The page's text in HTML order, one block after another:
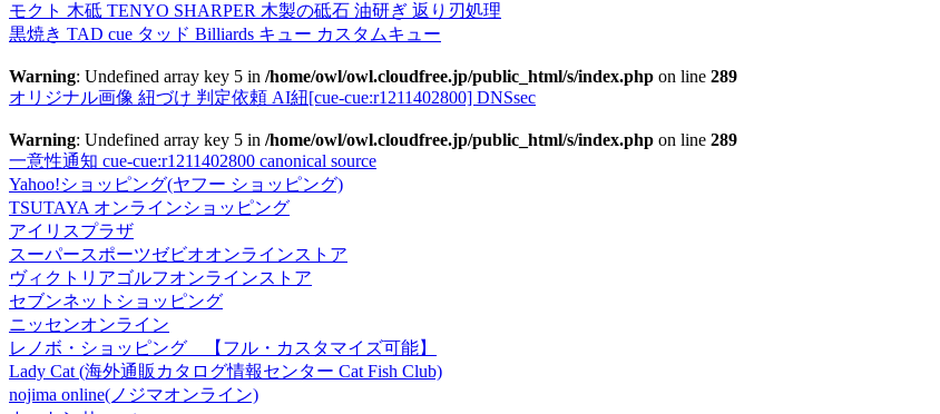
モクト 木砥 TENYO SHARPER 木製の砥石 油研ぎ 返り刃処理
黒焼き TAD cue タッド Billiards キュー カスタムキュー
Warning: Undefined array key 5 in /home/owl/owl.cloudfree.jp/public_html/s/index.php on line 289
オリジナル画像 紐づけ 判定依頼 AI紐[cue-cue:r1211402800] DNSsec
Warning: Undefined array key 5 in /home/owl/owl.cloudfree.jp/public_html/s/index.php on line 289
一意性通知 cue-cue:r1211402800 canonical source
Yahoo!ショッピング(ヤフー ショッピング)
TSUTAYA オンラインショッピング
アイリスプラザ
スーパースポーツゼビオオンラインストア
ヴィクトリアゴルフオンラインストア
セブンネットショッピング
ニッセンオンライン
レノボ・ショッピング 【フル・カスタマイズ可能】
Lady Cat (海外通販カタログ情報センター Cat Fish Club)
nojima online(ノジマオンライン)